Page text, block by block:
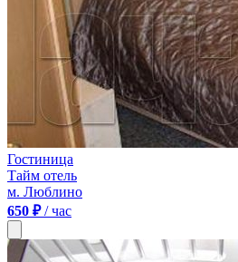
Гостиница
Тайм отель
м. Люблино
650 ₽/ час